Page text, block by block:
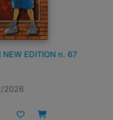
NEW EDITION n. 67
2026